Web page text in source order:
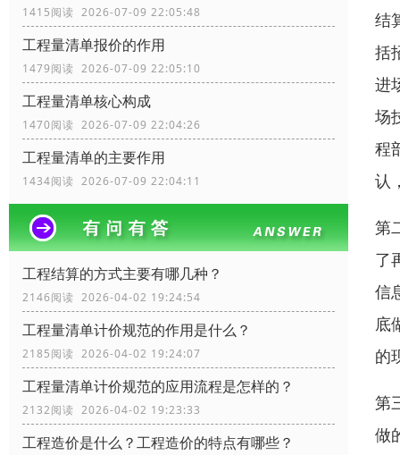
1415阅读 2026-07-09 22:05:48
工程量清单报价的作用
1479阅读 2026-07-09 22:05:10
工程量清单核心构成
1470阅读 2026-07-09 22:04:26
工程量清单的主要作用
1434阅读 2026-07-09 22:04:11
工程结算的方式主要有哪几种？
2146阅读 2026-04-02 19:24:54
工程量清单计价规范的作用是什么？
2185阅读 2026-04-02 19:24:07
工程量清单计价规范的应用流程是怎样的？
2132阅读 2026-04-02 19:23:33
工程造价是什么？工程造价的特点有哪些？
结
括
进
场
程
认
第
了
信
底
的
第
做